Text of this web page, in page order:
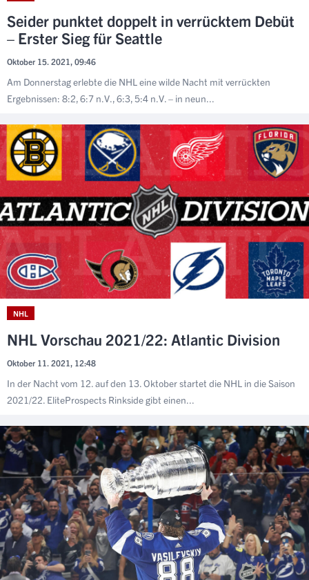
Seider punktet doppelt in verrücktem Debüt
– Erster Sieg für Seattle
Oktober 15. 2021, 09:46
Am Donnerstag erlebte die NHL eine wilde Nacht mit verrückten
Ergebnissen: 8:2, 6:7 n.V., 6:3, 5:4 n.V. – in neun...
NHL
NHL Vorschau 2021/22: Atlantic Division
Oktober 11. 2021, 12:48
In der Nacht vom 12. auf den 13. Oktober startet die NHL in die Saison
2021/22. EliteProspects Rinkside gibt einen...